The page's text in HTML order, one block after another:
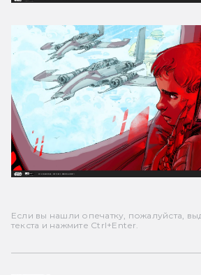
Если вы нашли опечатку, пожалуйста,
текста и нажмите Ctrl+Enter.